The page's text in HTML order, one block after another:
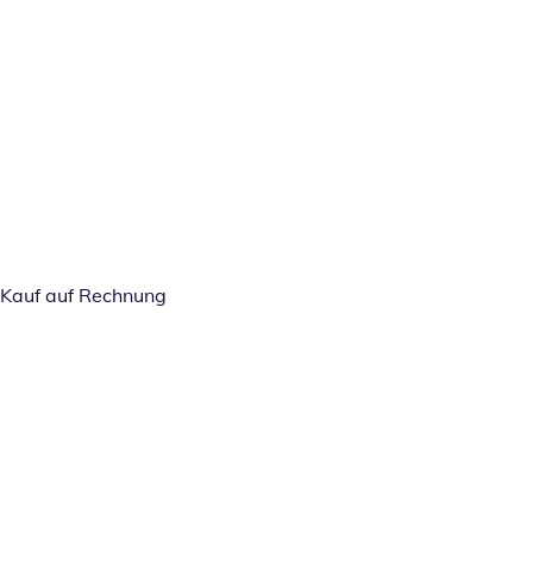
Kauf auf Rechnung